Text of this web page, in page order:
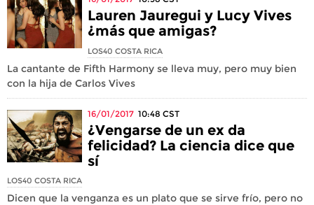
Lauren Jauregui y Lucy Vives
¿más que amigas?
LOS40 COSTA RICA
La cantante de Fifth Harmony se lleva muy, pero muy bien
con la hija de Carlos Vives
16/01/2017 10:48 CST
¿Vengarse de un ex da
felicidad? La ciencia dice que
sí
LOS40 COSTA RICA
Dicen que la venganza es un plato que se sirve frío, pero no